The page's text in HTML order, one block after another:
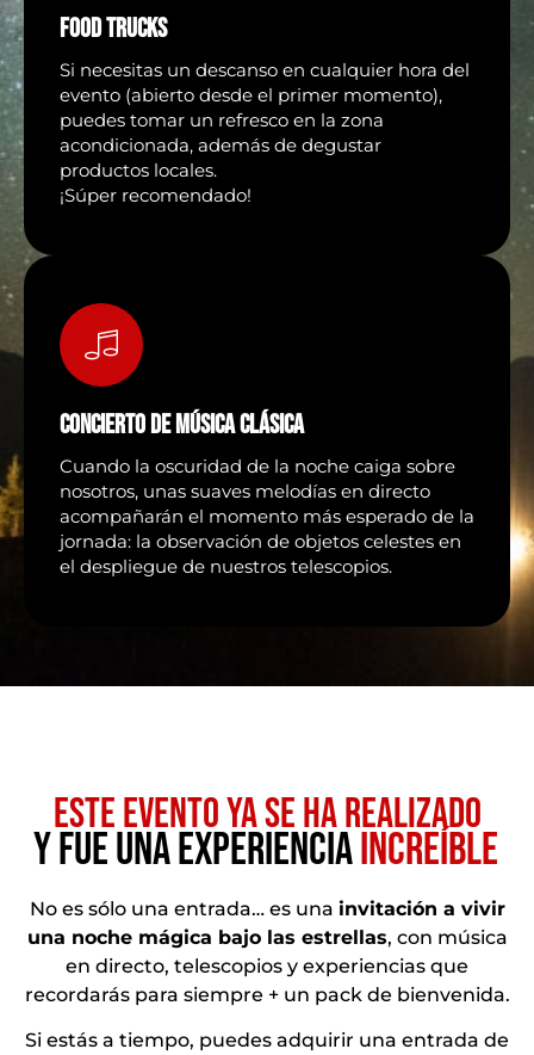
FOOD TRUCKS
Si necesitas un descanso en cualquier hora del
evento (abierto desde el primer momento),
puedes tomar un refresco en la zona
acondicionada, además de degustar
productos locales.
¡Súper recomendado!
CONCIERTO DE MÚSICA CLÁSICA
Cuando la oscuridad de la noche caiga sobre
nosotros, unas suaves melodías en directo
acompañarán el momento más esperado de la
jornada: la observación de objetos celestes en
el despliegue de nuestros telescopios.
ESTE EVENTO YA SE HA REALIZADO
Y FUE UNA EXPERIENCIA INCREÍBLEII
No es sólo una entrada… es una invitación a vivir
una noche mágica bajo las estrellas, con música
en directo, telescopios y experiencias que
recordarás para siempre + un pack de bienvenida.
Si estás a tiempo, puedes adquirir una entrada de